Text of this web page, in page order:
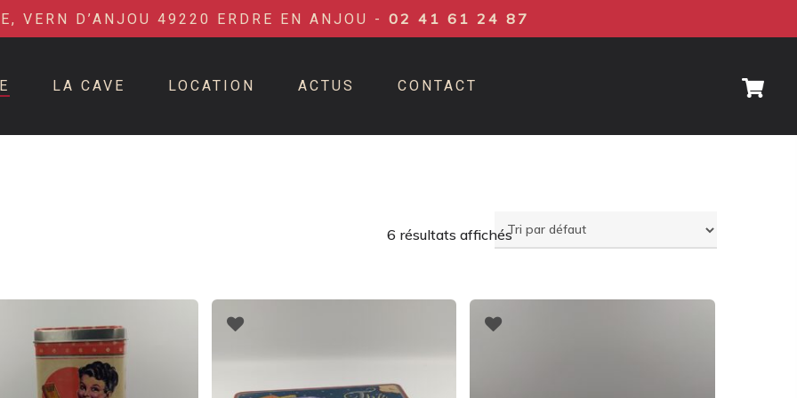
VERN D’ANJOU 49220 ERDRE EN ANJOU - 02 41 61 24 87
LA CAVE LOCATION ACTUS CONTACT
6 résultats affichés